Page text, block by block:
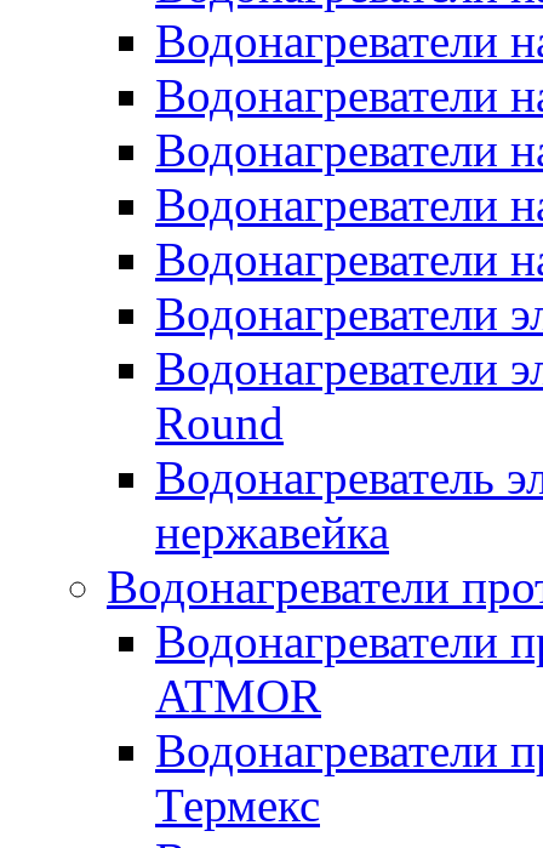
Водонагреватели
Водонагреватели
Водонагреватели
Водонагреватели
Водонагреватели
Водонагреватели
Водонагреватели
Round
Водонагреватель
нержавейка
Водонагреватели
Водонагреватели
ATMOR
Водонагреватели
Термекс